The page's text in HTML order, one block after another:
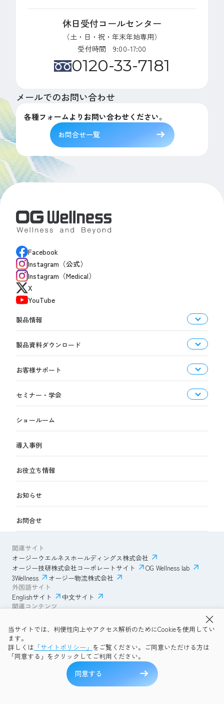
当サイトでは、利便性向上やアクセス解析のためにCookieを使用してい
ます。
詳しくは 「サイトポリシー」 をご覧ください。ご同意いただける方は
「同意する」をクリックしてご利用ください。
同意する
休日受付コールセンター
（土・日・祝・年末年始専用）
受付時間 9:00-17:00
0120-33-7181
メールでのお問い合わせ
各種フォームよりお問い合わせください。
お問合せ一覧
Facebook
Instagram（公式）
Instagram（Medical）
X
YouTube
製品情報
製品資料ダウンロード
お客様サポート
セミナー・学会
ショールーム
導入事例
お役立ち情報
お知らせ
お問合せ
関連サイト
オージーウエルネスホールディングス株式会社
オージー技研株式会社コーポレートサイト
OG Wellness lab
3Wellness
オージー物流株式会社
外国語サイト
Englishサイト
中文サイト
関連コンテンツ
透明性ガイドライン
プライバシーポリシー
OG Wellness会員規約
コミュニティガイドライン
サイトマップ
Copyright © 2026 OG Wellness Co., Ltd. All rights reserved.